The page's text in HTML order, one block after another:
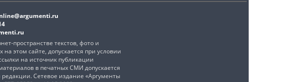
пространстве текстов, фото и
этом сайте, допускается при условии
на источник публикации
в печатных СМИ допускается
Сетевое издание «Аргументы